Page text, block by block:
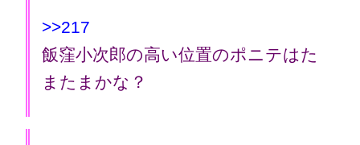
>>217
飯窪小次郎の高い位置のポニテはた
またまかな？